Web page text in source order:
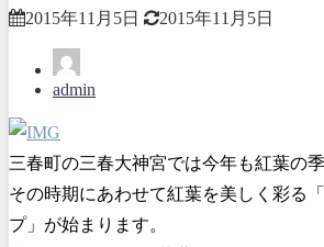
2015年11月5日 2015年11月5日
admin
三春町の三春大神宮では今年も紅葉の
その時期にあわせて紅葉を美しく彩る
プ」が始まります。